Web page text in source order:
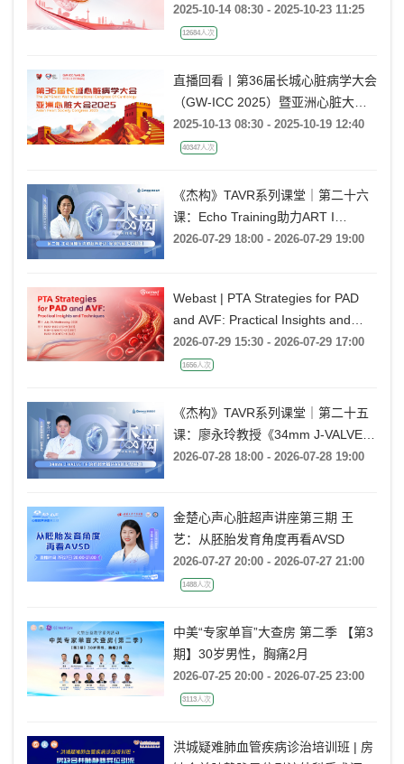
播周
2025-10-14 08:30 - 2025-10-23 11:25
12684人次
直播回看丨第36届长城心脏病学大会
（GW-ICC 2025）暨亚洲心脏大会
（AHS 2025）
2025-10-13 08:30 - 2025-10-19 12:40
40347人次
《杰构》TAVR系列课堂｜第二十六
课：Echo Training助力ART I
Rebecca T. Hahn教授《第二期-主动
2026-07-29 18:00 - 2026-07-29 19:00
Webast | PTA Strategies for PAD
and AVF: Practical Insights and
Techniques
2026-07-29 15:30 - 2026-07-29 17:00
1656人次
《杰构》TAVR系列课堂｜第二十五
课：廖永玲教授《34mm J-VALVE
TF 治疗超大瓣环AR的实战经验》
2026-07-28 18:00 - 2026-07-28 19:00
金楚心声心脏超声讲座第三期 王
艺：从胚胎发育角度再看AVSD
2026-07-27 20:00 - 2026-07-27 21:00
1488人次
中美“专家单盲”大查房 第二季 【第3
期】30岁男性，胸痛2月
2026-07-25 20:00 - 2026-07-25 23:00
3113人次
洪城疑难肺血管疾病诊治培训班 | 房